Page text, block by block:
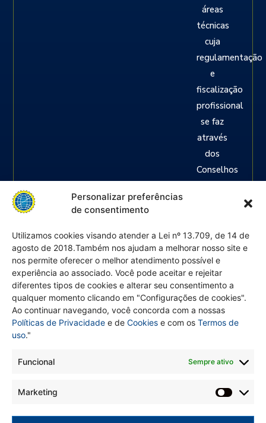
Personalizar preferências
de consentimento
Utilizamos cookies visando atender a Lei nº 13.709, de 14 de
agosto de 2018.Também nos ajudam a melhorar nosso site e
nos permite oferecer o melhor atendimento possível e
experiência ao associado. Você pode aceitar e rejeitar
diferentes tipos de cookies e alterar seu consentimento a
qualquer momento clicando em "Configurações de cookies".
Ao continuar navegando, você concorda com a nossas
Políticas de Privacidade e de Cookies e com os Termos de
uso."
Funcional Sempre ativo
Marketing
áreas
técnicas
cuja
regulamentação
e
fiscalização
profissional
se faz
através
dos
Conselhos
ou seja:
Engenheiros
em
geral,
agrónomos,
geólogos,
geógrafos,
químicos
demais